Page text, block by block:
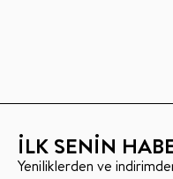
İLK SENİN
Yeniliklerden ve